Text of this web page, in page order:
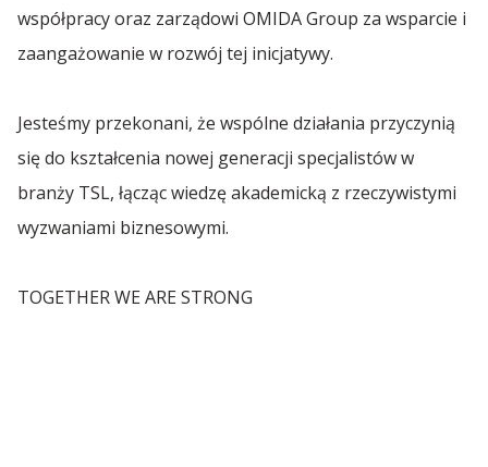
współpracy oraz zarządowi OMIDA Group za wsparcie i
zaangażowanie w rozwój tej inicjatywy.
Jesteśmy przekonani, że wspólne działania przyczynią
się do kształcenia nowej generacji specjalistów w
branży TSL, łącząc wiedzę akademicką z rzeczywistymi
wyzwaniami biznesowymi.
TOGETHER WE ARE STRONG